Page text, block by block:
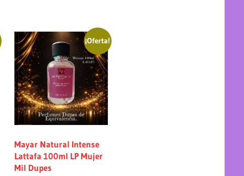
¡Oferta!
Mayar Natural Intense
Lattafa 100ml LP Mujer
Mil Dupes